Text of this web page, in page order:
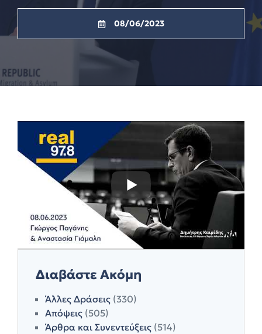
08/06/2023
Διαβάστε Ακόμη
Άλλες Δράσεις (330)
Απόψεις (505)
Άρθρα και Συνεντεύξεις (514)